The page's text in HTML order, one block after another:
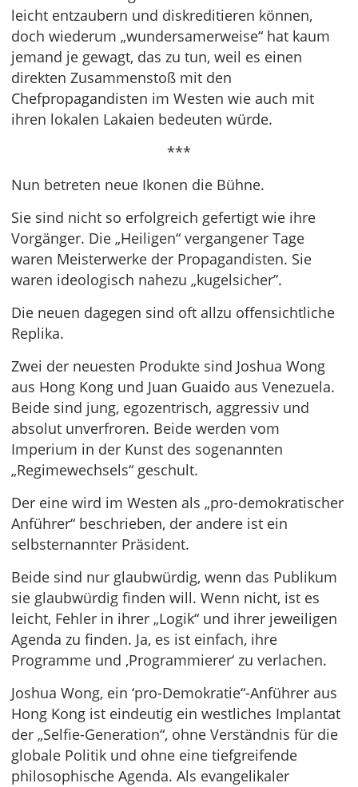
leicht entzaubern und diskreditieren können,
doch wiederum „wundersamerweise“ hat kaum
jemand je gewagt, das zu tun, weil es einen
direkten Zusammenstoß mit den
Chefpropagandisten im Westen wie auch mit
ihren lokalen Lakaien bedeuten würde.
***
Nun betreten neue Ikonen die Bühne.
Sie sind nicht so erfolgreich gefertigt wie ihre
Vorgänger. Die „Heiligen“ vergangener Tage
waren Meisterwerke der Propagandisten. Sie
waren ideologisch nahezu „kugelsicher”.
Die neuen dagegen sind oft allzu offensichtliche
Replika.
Zwei der neuesten Produkte sind Joshua Wong
aus Hong Kong und Juan Guaido aus Venezuela.
Beide sind jung, egozentrisch, aggressiv und
absolut unverfroren. Beide werden vom
Imperium in der Kunst des sogenannten
„Regimewechsels“ geschult.
Der eine wird im Westen als „pro-demokratischer
Anführer“ beschrieben, der andere ist ein
selbsternannter Präsident.
Beide sind nur glaubwürdig, wenn das Publikum
sie glaubwürdig finden will. Wenn nicht, ist es
leicht, Fehler in ihrer „Logik“ und ihrer jeweiligen
Agenda zu finden. Ja, es ist einfach, ihre
Programme und ‚Programmierer‘ zu verlachen.
Joshua Wong, ein ‘pro-Demokratie“-Anführer aus
Hong Kong ist eindeutig ein westliches Implantat
der „Selfie-Generation“, ohne Verständnis für die
globale Politik und ohne eine tiefgreifende
philosophische Agenda. Als evangelikaler